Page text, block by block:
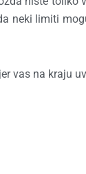
neki limiti
vas na kraju